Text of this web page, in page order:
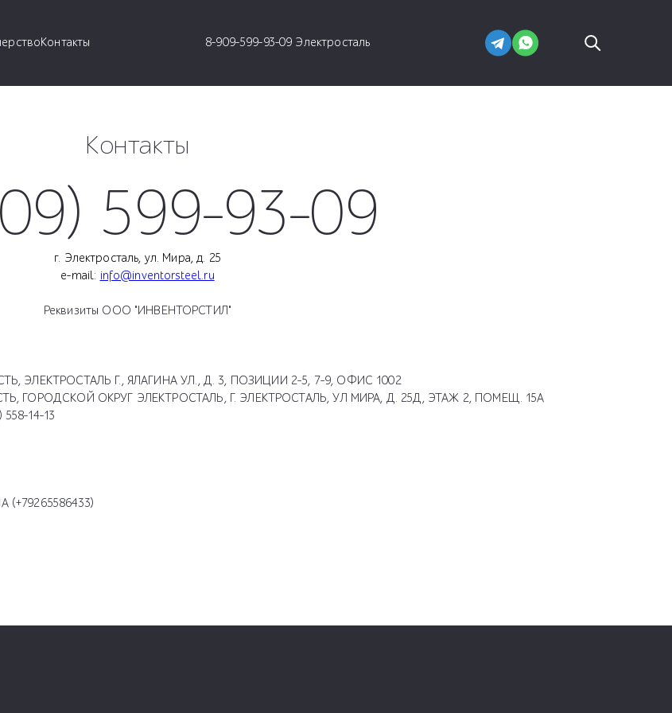
Контакты 8-909-599-93-09 Электросталь
Контакты
599-93-09
г. Электросталь, ул. Мира, д. 25
e-mail: info@inventorsteel.ru
Реквизиты ООО "ИНВЕНТОРСТИЛ"
ЭЛЕКТРОСТАЛЬ Г., ЯЛАГИНА УЛ., Д. 3, ПОЗИЦИИ 2-5, 7-9, ОФИС 1002
ГОРОДСКОЙ ОКРУГ ЭЛЕКТРОСТАЛЬ, Г. ЭЛЕКТРОСТАЛЬ, УЛ МИРА, Д. 25Д, ЭТАЖ 2, ПОМЕЩ. 15А
558-14-13